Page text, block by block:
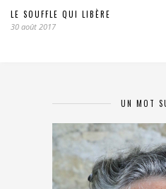
LE SOUFFLE QUI LIBÈRE
30 août 2017
UN MOT